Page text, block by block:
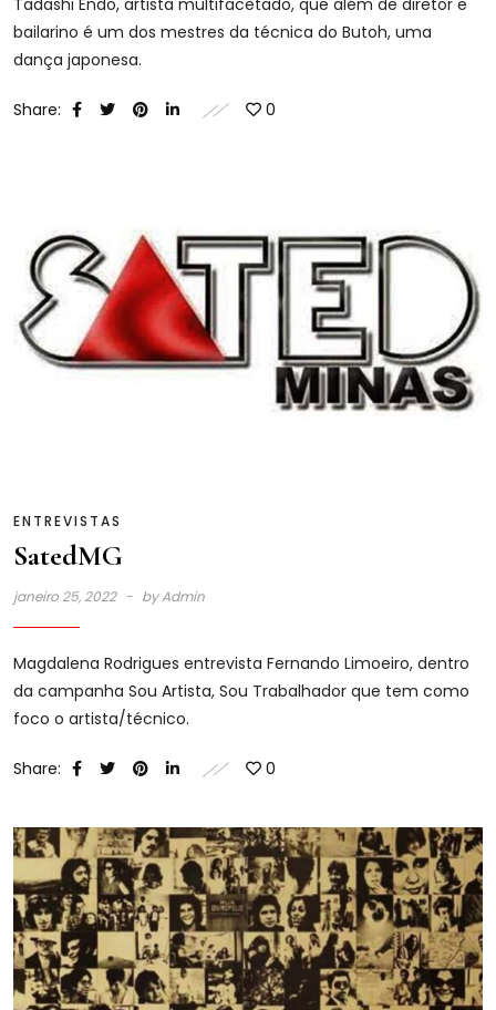
Tadashi Endo, artista multifacetado, que além de diretor e
bailarino é um dos mestres da técnica do Butoh, uma
dança japonesa.
Share: 0
ENTREVISTAS
SatedMG
janeiro 25, 2022 byAdmin
Magdalena Rodrigues entrevista Fernando Limoeiro, dentro
da campanha Sou Artista, Sou Trabalhador que tem como
foco o artista/técnico.
Share: 0